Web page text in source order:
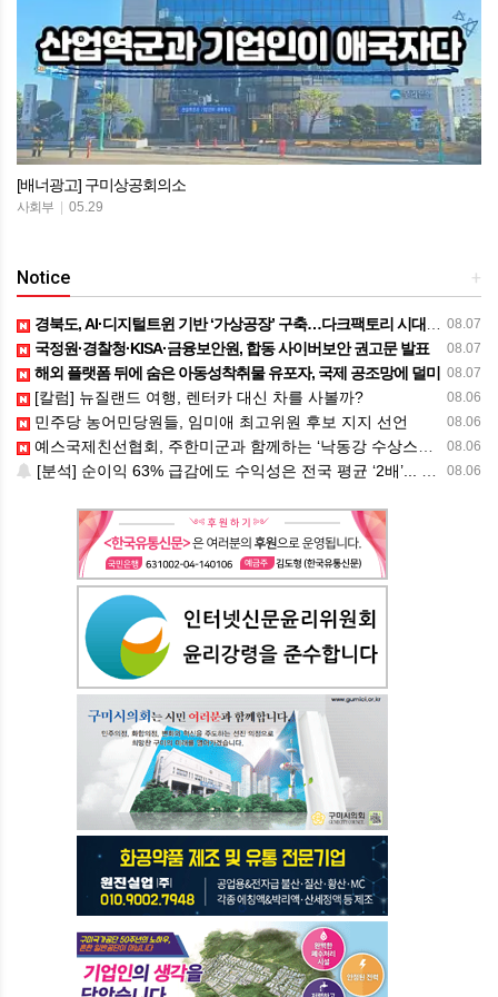
[배너광고] 구미상공회의소
사회부 05.29
+
Notice
08.07
경북도, AI·디지털트윈 기반 ‘가상공장’ 구축…다크팩토리 시대 앞당긴다
08.07
국정원·경찰청·KISA·금융보안원, 합동 사이버보안 권고문 발표
08.07
해외 플랫폼 뒤에 숨은 아동성착취물 유포자, 국제 공조망에 덜미
08.06
[칼럼] 뉴질랜드 여행, 렌터카 대신 차를 사볼까?
08.06
민주당 농어민당원들, 임미애 최고위원 후보 지지 선언
08.06
예스국제친선협회, 주한미군과 함께하는 ‘낙동강 수상스포츠 영어체험’ 성료
08.06
[분석] 순이익 63% 급감에도 수익성은 전국 평균 ‘2배’... 구미 코스닥 상장사, 위기 속 ‘체력’ 증명